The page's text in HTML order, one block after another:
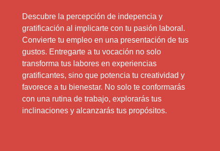
Descubre la percepción de indepencia y
gratificación al implicarte con tu pasión laboral.
Convierte tu empleo en una presentación de tus
gustos. Entregarte a tu vocación no solo
transforma tus labores en experiencias
gratificantes, sino que potencia tu creatividad y
favorece a tu bienestar. No solo te conformarás
con una rutina de trabajo, explorarás tus
inclinaciones y alcanzarás tus propósitos.